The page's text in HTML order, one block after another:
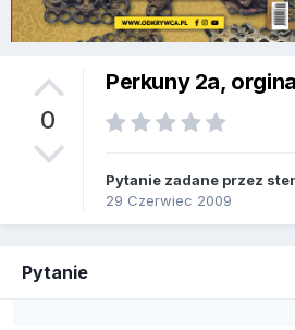
0
Perkuny 2a,
Pytanie zadane przez
29 Czerwiec 2009
Pytanie